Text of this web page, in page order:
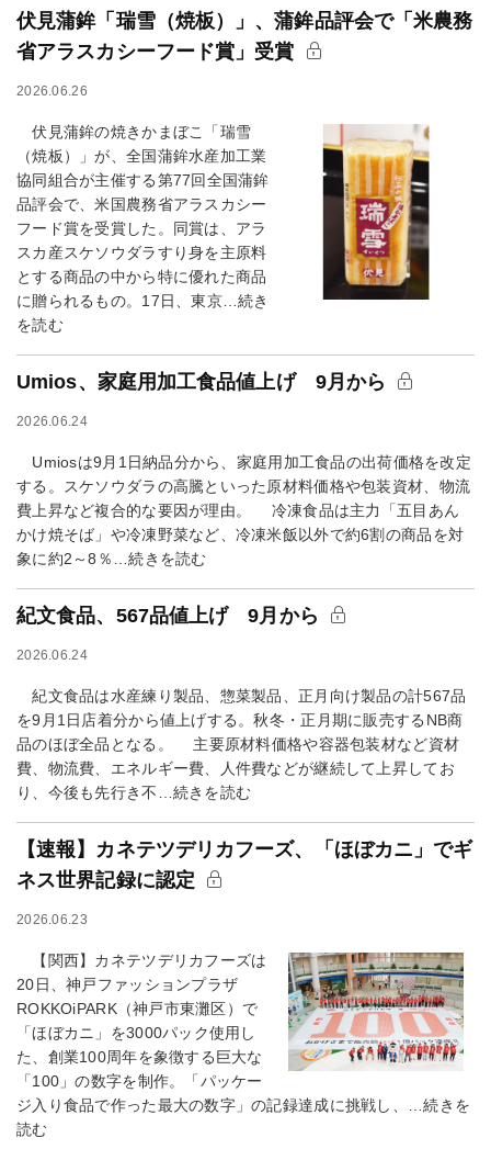
伏見蒲鉾「瑞雪（焼板）」、蒲鉾品評会で「米農務
省アラスカシーフード賞」受賞
2026.06.26
伏見蒲鉾の焼きかまぼこ「瑞雪
（焼板）」が、全国蒲鉾水産加工業
協同組合が主催する第77回全国蒲鉾
品評会で、米国農務省アラスカシー
フード賞を受賞した。同賞は、アラ
スカ産スケソウダラすり身を主原料
とする商品の中から特に優れた商品
に贈られるもの。17日、東京…続き
を読む
Umios、家庭用加工食品値上げ 9月から
2026.06.24
Umiosは9月1日納品分から、家庭用加工食品の出荷価格を改定
する。スケソウダラの高騰といった原材料価格や包装資材、物流
費上昇など複合的な要因が理由。 冷凍食品は主力「五目あん
かけ焼そば」や冷凍野菜など、冷凍米飯以外で約6割の商品を対
象に約2～8％…続きを読む
紀文食品、567品値上げ 9月から
2026.06.24
紀文食品は水産練り製品、惣菜製品、正月向け製品の計567品
を9月1日店着分から値上げする。秋冬・正月期に販売するNB商
品のほぼ全品となる。 主要原材料価格や容器包装材など資材
費、物流費、エネルギー費、人件費などが継続して上昇してお
り、今後も先行き不…続きを読む
【速報】カネテツデリカフーズ、「ほぼカニ」でギ
ネス世界記録に認定
2026.06.23
【関西】カネテツデリカフーズは
20日、神戸ファッションプラザ
ROKKOiPARK（神戸市東灘区）で
「ほぼカニ」を3000パック使用し
た、創業100周年を象徴する巨大な
「100」の数字を制作。「パッケー
ジ入り食品で作った最大の数字」の記録達成に挑戦し、…続きを
読む